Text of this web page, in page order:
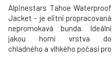
Alpinestars Tahoe Waterproof
Jacket - je elitní propracovaná
nepromokavá bunda. Ideální
jakou horní vrstva do
chladného a vlhkého počasí pro